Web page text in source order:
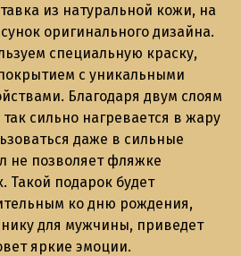
из натуральной кожи, на
оригинального дизайна.
специальную краску,
с уникальными
Благодаря двум слоям
сильно нагревается в жару
даже в сильные
не позволяет фляжке
Такой подарок будет
ко дню рождения,
для мужчины, приведет
яркие эмоции.